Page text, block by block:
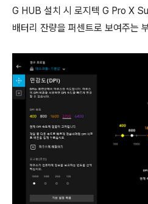
G HUB 설치 시 로지텍 G Pro X
배터리 잔량을 퍼센트로 보여주는